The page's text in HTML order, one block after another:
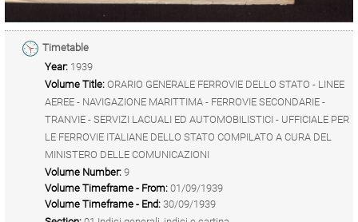
Timetable
Year: 1939
Volume Title: ORARIO GENERALE FERROVIE DELLO STATO - LINEE
AEREE - NAVIGAZIONE MARITTIMA - FERROVIE SECONDARIE -
TRANVIE - SERVIZI LACUALI ED AUTOMOBILISTICI - UFFICIALE PER
LE FERROVIE ITALIANE DELLO STATO COMPILATO A CURA DEL
MINISTERO DELLE COMUNICAZIONI
Volume Number: 9
Volume Timeframe - From: 01/09/1939
Volume Timeframe - End: 30/09/1939